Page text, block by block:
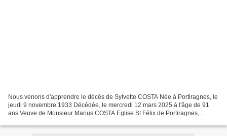
Nous venons d'apprendre le décès de Sylvette COSTA Née à Portiragnes, le
jeudi 9 novembre 1933 Décédée, le mercredi 12 mars 2025 à l'âge de 91
ans Veuve de Monsieur Marius COSTA Eglise St Félix de Portiragnes,